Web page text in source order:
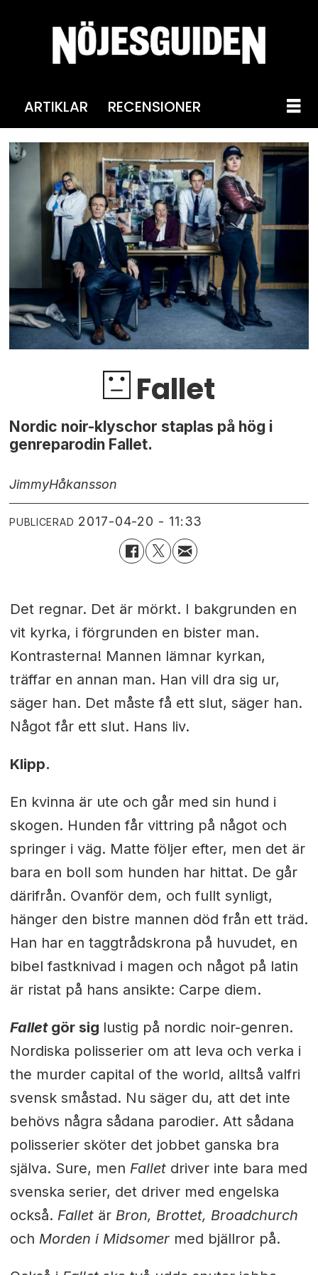
ARTIKLAR RECENSIONER
Fallet
Nordic noir-klyschor staplas på hög i
genreparodin Fallet.
JimmyHåkansson
PUBLICERAD 2017-04-20 - 11:33
Det regnar. Det är mörkt. I bakgrunden en
vit kyrka, i förgrunden en bister man.
Kontrasterna! Mannen lämnar kyrkan,
träffar en annan man. Han vill dra sig ur,
säger han. Det måste få ett slut, säger han.
Något får ett slut. Hans liv.
Klipp.
En kvinna är ute och går med sin hund i
skogen. Hunden får vittring på något och
springer i väg. Matte följer efter, men det är
bara en boll som hunden har hittat. De går
därifrån. Ovanför dem, och fullt synligt,
hänger den bistre mannen död från ett träd.
Han har en taggtrådskrona på huvudet, en
bibel fastknivad i magen och något på latin
är ristat på hans ansikte: Carpe diem.
Falletgör sig lustig på nordic noir-genren.
Nordiska polisserier om att leva och verka i
the murder capital of the world, alltså valfri
svensk småstad. Nu säger du, att det inte
behövs några sådana parodier. Att sådana
polisserier sköter det jobbet ganska bra
själva. Sure, men Falletdriver inte bara med
svenska serier, det driver med engelska
också. Falletär Bron, Brottet, Broadchurch
och Morden i Midsomermed bjällror på.